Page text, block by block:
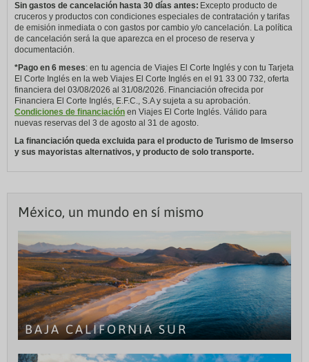
Sin gastos de cancelación hasta 30 días antes: Excepto producto de
cruceros y productos con condiciones especiales de contratación y tarifas
de emisión inmediata o con gastos por cambio y/o cancelación. La política
de cancelación será la que aparezca en el proceso de reserva y
documentación.
*Pago en 6 meses: en tu agencia de Viajes El Corte Inglés y con tu Tarjeta
El Corte Inglés en la web Viajes El Corte Inglés en el 91 33 00 732, oferta
financiera del 03/08/2026 al 31/08/2026. Financiación ofrecida por
Financiera El Corte Inglés, E.F.C., S.A y sujeta a su aprobación.
Condiciones de financiación en Viajes El Corte Inglés. Válido para
nuevas reservas del 3 de agosto al 31 de agosto.
La financiación queda excluida para el producto de Turismo de Imserso
y sus mayoristas alternativos, y producto de solo transporte.
México, un mundo en sí mismo
BAJA CALIFORNIA SUR